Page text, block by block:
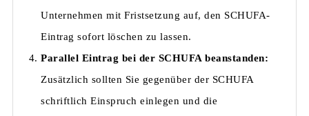
Unternehmen mit Fristsetzung auf, den SCHUFA-
Eintrag sofort löschen zu lassen.
Parallel Eintrag bei der SCHUFA beanstanden:
Zusätzlich sollten Sie gegenüber der SCHUFA
schriftlich Einspruch einlegen und die